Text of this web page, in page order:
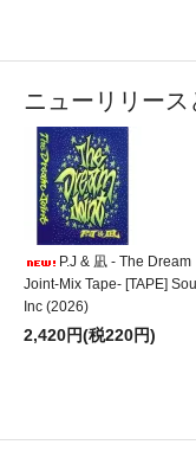
■ 8/5【新入荷】DJ
■ 8/5【新入荷】DJ
■ 8/5【新入荷】
ー盤2ndプレス] [7"]
■ 8/5【新入荷】
KANGO & MASAKI
■ 8/5【新入荷】
(2026)
■ 8/5【新入荷】NF
(2026)【限定生産盤】
■ 8/3【新入荷】IORI -
IORI 4タイトル同時購
■ 7/31【予約開始】
ニューリリー
P.J & 凪 - The Dream
Joint-Mix Tape- [TAPE]
Inc (2026)
2,420円(税220円)